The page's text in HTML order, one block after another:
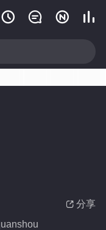
   
 分享